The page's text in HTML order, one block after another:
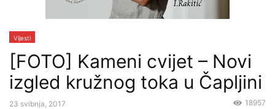
Vijesti
[FOTO] Kameni cvijet – Novi
izgled kružnog toka u Čapljini
23 svibnja, 2017 18957